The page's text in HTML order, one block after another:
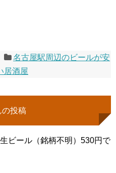
名古屋駅周辺のビールが安
居酒屋
の投稿
ビール（銘柄不明）530円で